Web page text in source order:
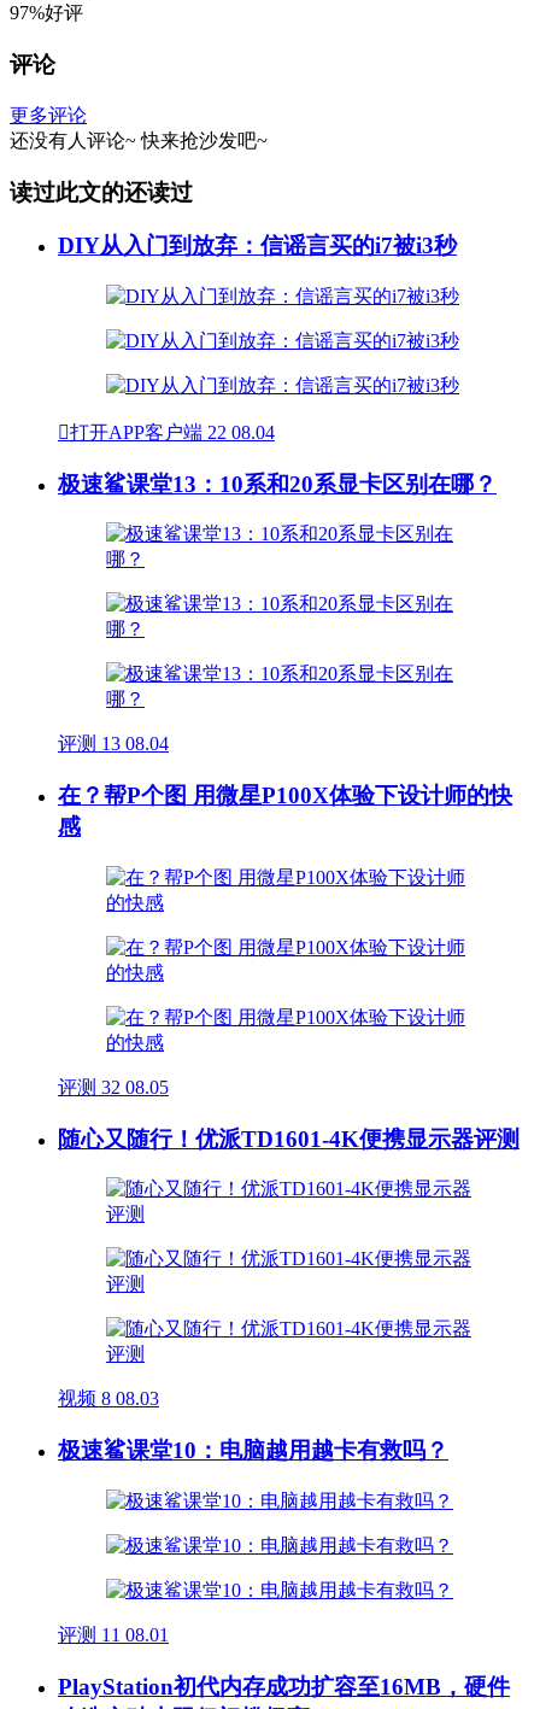
97%好评
评论
更多评论
还没有人评论~ 快来抢沙发吧~
读过此文的还读过
DIY从入门到放弃：信谣言买的i7被i3秒
打开APP客户端 22 08.04
极速鲨课堂13：10系和20系显卡区别在哪？
评测 13 08.04
在？帮P个图 用微星P100X体验下设计师的快
感
评测 32 08.05
随心又随行！优派TD1601-4K便携显示器评测
视频 8 08.03
极速鲨课堂10：电脑越用越卡有救吗？
评测 11 08.01
PlayStation初代内存成功扩容至16MB，硬件